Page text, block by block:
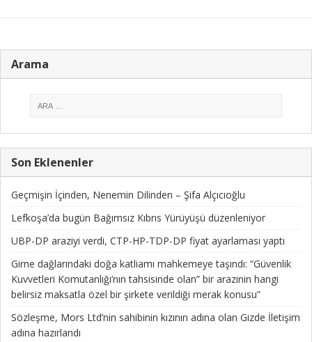
Arama
Son Eklenenler
Geçmişin İçinden, Nenemin Dilinden – Şifa Alçıcıoğlu
Lefkoşa’da bugün Bağımsız Kıbrıs Yürüyüşü düzenleniyor
UBP-DP araziyi verdi, CTP-HP-TDP-DP fiyat ayarlaması yaptı
Girne dağlarındaki doğa katliamı mahkemeye taşındı: “Güvenlik
Kuvvetleri Komutanlığı’nın tahsisinde olan” bir arazinin hangi
belirsiz maksatla özel bir şirkete verildiği merak konusu”
Sözleşme, Mors Ltd’nin sahibinin kızının adına olan Gizde İletişim
adına hazırlandı